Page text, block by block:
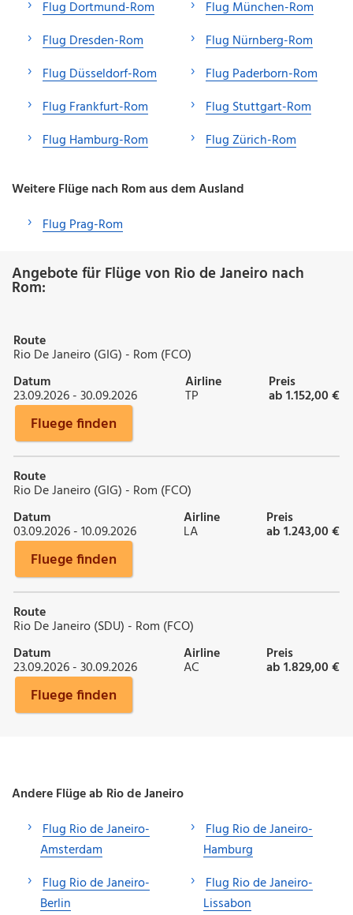
Flug Dortmund-Rom
Flug Dresden-Rom
Flug Düsseldorf-Rom
Flug Frankfurt-Rom
Flug Hamburg-Rom
Flug München-Rom
Flug Nürnberg-Rom
Flug Paderborn-Rom
Flug Stuttgart-Rom
Flug Zürich-Rom
Weitere Flüge nach Rom aus dem Ausland
Flug Prag-Rom
Angebote für Flüge von Rio de Janeiro nach
Rom:
Route
Rio De Janeiro (GIG) - Rom (FCO)
Datum
23.09.2026 - 30.09.2026
Airline
TP
Preis
ab 1.152,00 €
Fluege finden
Route
Rio De Janeiro (GIG) - Rom (FCO)
Datum
03.09.2026 - 10.09.2026
Airline
LA
Preis
ab 1.243,00 €
Fluege finden
Route
Rio De Janeiro (SDU) - Rom (FCO)
Datum
23.09.2026 - 30.09.2026
Airline
AC
Preis
ab 1.829,00 €
Fluege finden
Andere Flüge ab Rio de Janeiro
Flug Rio de Janeiro-
Amsterdam
Flug Rio de Janeiro-
Berlin
Flug Rio de Janeiro-
Hamburg
Flug Rio de Janeiro-
Lissabon